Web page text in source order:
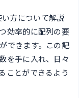
方について解説
効率的に配列の要
できます。この記
を手に入れ、日々
ことができるよう